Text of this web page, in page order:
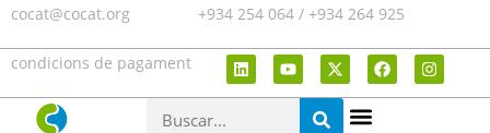
cocat@cocat.org +934 254 064 / +934 264 925
condicions de pagament